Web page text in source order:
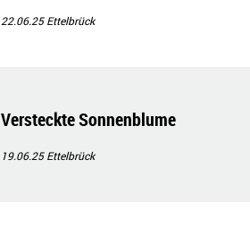
22.06.25Ettelbrück
Versteckte Sonnenblume
19.06.25Ettelbrück